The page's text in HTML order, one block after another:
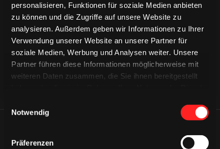
personalisieren, Funktionen für soziale Medien anbieten
zu können und die Zugriffe auf unsere Website zu
analysieren. Außerdem geben wir Informationen zu Ihrer
Verwendung unserer Website an unsere Partner für
soziale Medien, Werbung und Analysen weiter. Unsere
Partner führen diese Informationen möglicherweise mit
weiteren Daten zusammen, die Sie ihnen bereitgestellt
Notwendig
Präferenzen
CAPS & CO
CAPS & CO
CAPS & CO